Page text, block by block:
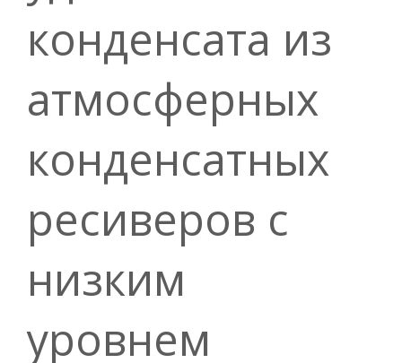
конденсата из
атмосферных
конденсатных
ресиверов с
низким
уровнем